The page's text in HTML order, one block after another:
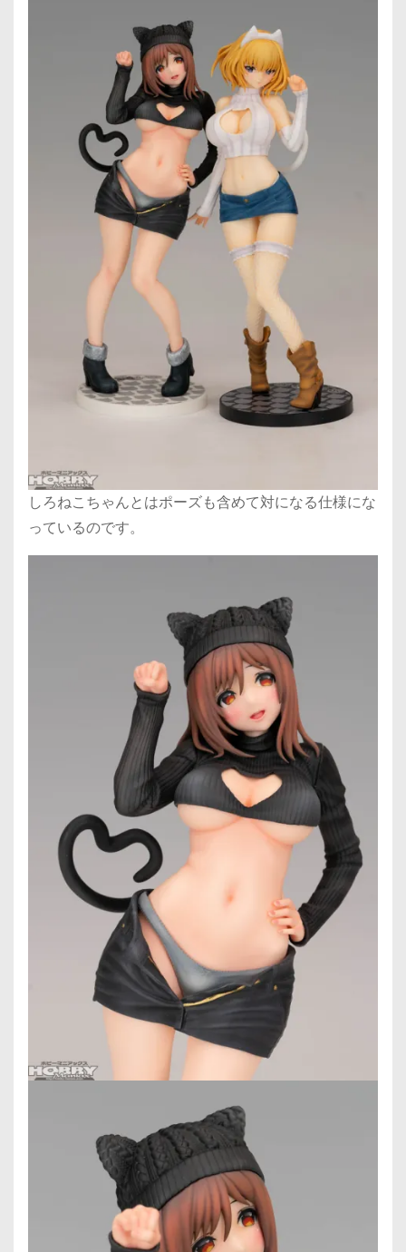
しろねこちゃんとはポーズも含めて対になる仕様にな
っているのです。